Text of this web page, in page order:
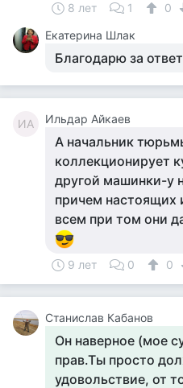
8 лет 1
0
Екатерина Шлак
Благодарю за ответ
ИА Ильдар Айкаев
А начальник
коллекционирует
другой машинки-у
причем настоящих
всем при том они
9 лет 0 0
Станислав Кабанов
Он наверное (мое
прав.Ты просто
удовольствие, от